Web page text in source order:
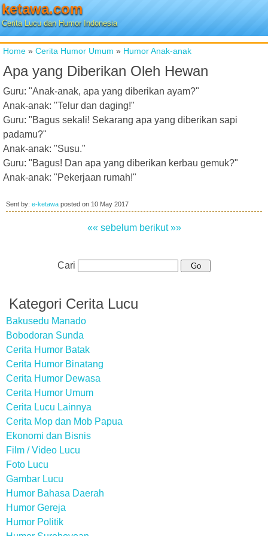
ketawa.com
Cerita Lucu dan Humor Indonesia
Home » Cerita Humor Umum » Humor Anak-anak
Apa yang Diberikan Oleh Hewan
Guru: "Anak-anak, apa yang diberikan ayam?"
Anak-anak: "Telur dan daging!"
Guru: "Bagus sekali! Sekarang apa yang diberikan sapi
padamu?"
Anak-anak: "Susu."
Guru: "Bagus! Dan apa yang diberikan kerbau gemuk?"
Anak-anak: "Pekerjaan rumah!"
Sent by: e-ketawa posted on 10 May 2017
«« sebelum berikut »»
Cari
Kategori Cerita Lucu
Bakusedu Manado
Bobodoran Sunda
Cerita Humor Batak
Cerita Humor Binatang
Cerita Humor Dewasa
Cerita Humor Umum
Cerita Lucu Lainnya
Cerita Mop dan Mob Papua
Ekonomi dan Bisnis
Film / Video Lucu
Foto Lucu
Gambar Lucu
Humor Bahasa Daerah
Humor Gereja
Humor Politik